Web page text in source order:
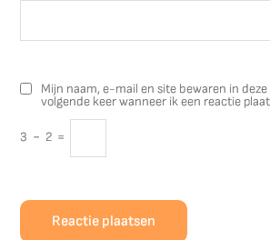
Mijn naam, e-mail en site bewaren in
volgende keer wanneer ik een reactie
3 − 2 =